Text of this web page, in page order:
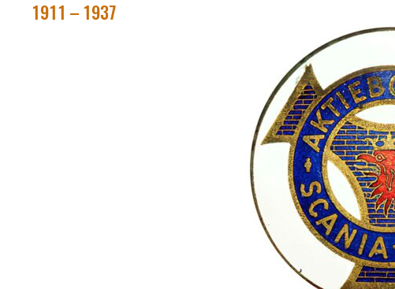
1911 – 1937